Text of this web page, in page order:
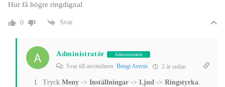
Hur få högre ringdignal
0 Svar
Administratör Administratör
Svar till användaren Bengt Averin 2 år sedan
Tryck Meny -> Inställningar -> Ljud -> Ringstyrka.